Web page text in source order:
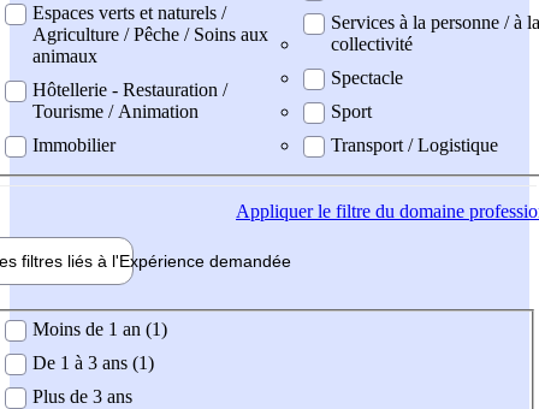
Espaces verts et naturels /
Agriculture / Pêche / Soins aux
animaux
Hôtellerie - Restauration /
Tourisme / Animation
Immobilier
Services à la personne / à la
collectivité
Spectacle
Sport
Transport / Logistique
Appliquerle filtre du domaine
filtres liés à l'Expérience demandée
demandée
Moins de 1 an (1)
De 1 à 3 ans (1)
Plus de 3 ans